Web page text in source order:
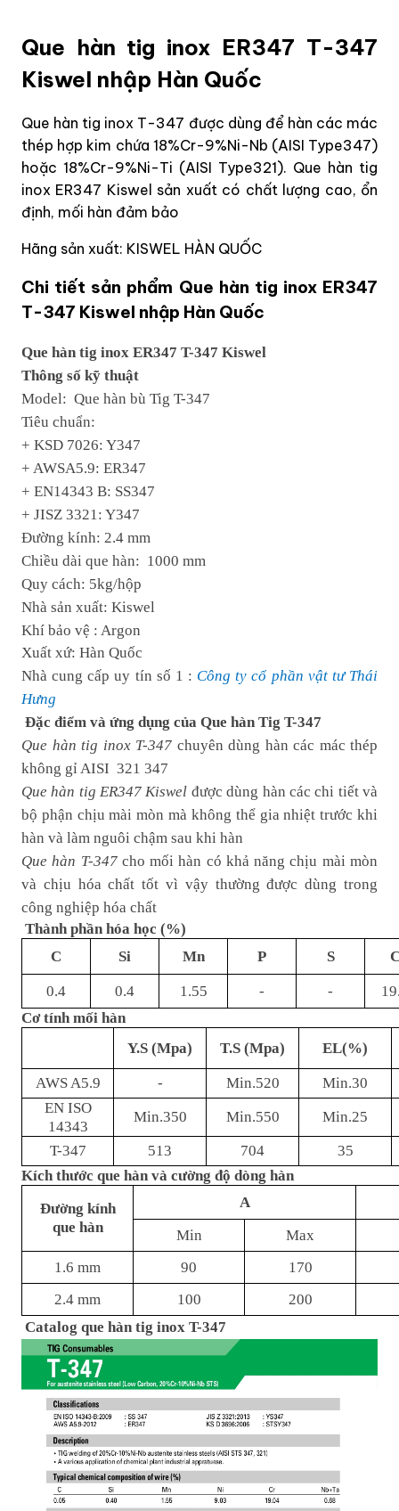
Que hàn tig inox ER347 T-347
Kiswel nhập Hàn Quốc
Que hàn tig inox T-347 được dùng để hàn các mác
thép hợp kim chứa 18%Cr-9%Ni-Nb (AISI Type347)
hoặc 18%Cr-9%Ni-Ti (AISI Type321). Que hàn tig
inox ER347 Kiswel sản xuất có chất lượng cao, ổn
định, mối hàn đảm bảo
Hãng sản xuất: KISWEL HÀN QUỐC
Chi tiết sản phẩm Que hàn tig inox ER347
T-347 Kiswel nhập Hàn Quốc
Que hàn tig inox ER347 T-347 Kiswel
Thông số kỹ thuật
Model: Que hàn bù Tig T-347
Tiêu chuẩn:
+ KSD 7026: Y347
+ AWSA5.9: ER347
+ EN14343 B: SS347
+ JISZ 3321: Y347
Đường kính: 2.4 mm
Chiều dài que hàn: 1000 mm
Quy cách: 5kg/hộp
Nhà sản xuất: Kiswel
Khí bảo vệ : Argon
Xuất xứ: Hàn Quốc
Nhà cung cấp uy tín số 1 : Công ty cổ phần vật tư Thái
Hưng
Đặc điểm và ứng dụng của Que hàn Tig T-347
Que hàn tig inox T-347 chuyên dùng hàn các mác thép
không gỉ AISI 321 347
Que hàn tig ER347 Kiswel được dùng hàn các chi tiết và
bộ phận chịu mài mòn mà không thể gia nhiệt trước khi
hàn và làm nguôi chậm sau khi hàn
Que hàn T-347 cho mối hàn có khả năng chịu mài mòn
và chịu hóa chất tốt vì vậy thường được dùng trong
công nghiệp hóa chất
Thành phần hóa học (%)
C
Si Mn P S
0.4 0.4 1.55 - -
Cơ tính mối hàn
Y.S (Mpa)
T.S (Mpa) EL(%)
AWS A5.9 - Min.520
Min.30
EN ISO
14343
Min.350 Min.550
Min.25
T-347
513 704
35
Kích thước que hàn và cường độ dòng hàn
Đường kính
que hàn
A
Min
Max
1.6 mm
90
170
2.4 mm
100
200
Catalog que hàn tig inox T-347